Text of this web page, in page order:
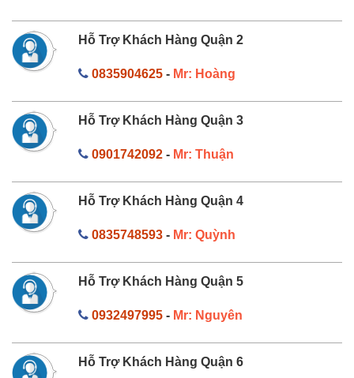
Hỗ Trợ Khách Hàng Quận 2
0835904625- Mr: Hoàng
Hỗ Trợ Khách Hàng Quận 3
0901742092- Mr: Thuận
Hỗ Trợ Khách Hàng Quận 4
0835748593- Mr: Quỳnh
Hỗ Trợ Khách Hàng Quận 5
0932497995- Mr: Nguyên
Hỗ Trợ Khách Hàng Quận 6